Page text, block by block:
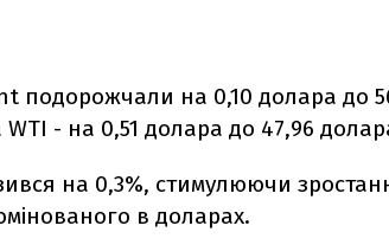
подорожчали на 0,10 долара до
- на 0,51 долара до 47,96
на 0,3%, стимулюючи
в доларах.